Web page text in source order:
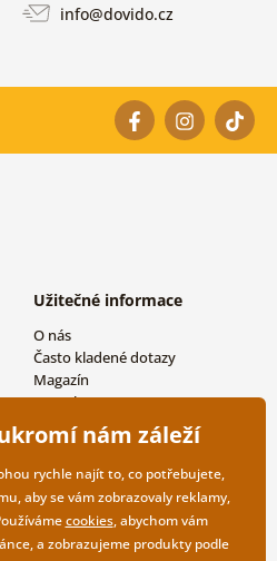
info@dovido.cz
Užitečné informace
O nás
Často kladené dotazy
Magazín
Kontakty
Velkoobchodní spolupráce
nám záleží
rychle najít to, co potřebujete,
aby se vám zobrazovaly reklamy,
cookies, abychom vám
a zobrazujeme produkty podle